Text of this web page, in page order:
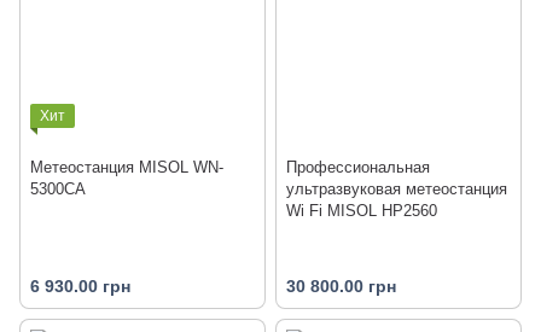
Хит
Метеостанция MISOL WN-
5300CA
6 930.00 грн
Профессиональная
ультразвуковая метеостанция
Wi Fi MISOL HP2560
30 800.00 грн